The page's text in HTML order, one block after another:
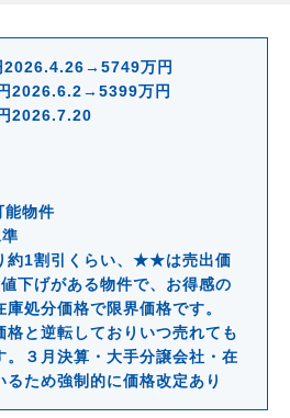
万円
2026.6.2→5399万円
2026.7.20
物件
1割引くらい、★★は売出価
下げがある物件で、お得感の
処分価格で限界価格です。
と逆転しておりいつ売れても
。３月決算・大手分譲会社・在
ため強制的に価格改定あり